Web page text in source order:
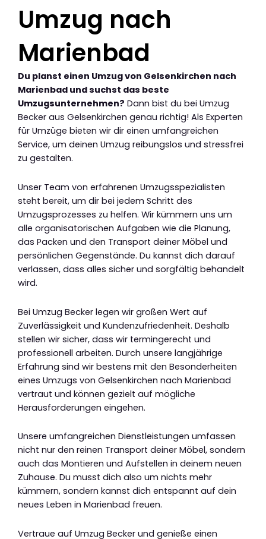
Umzug nach
Marienbad
Du planst einen Umzug von Gelsenkirchen nach
Marienbad und suchst das beste
Umzugsunternehmen? Dann bist du bei Umzug
Becker aus Gelsenkirchen genau richtig! Als Experten
für Umzüge bieten wir dir einen umfangreichen
Service, um deinen Umzug reibungslos und stressfrei
zu gestalten.
Unser Team von erfahrenen Umzugsspezialisten
steht bereit, um dir bei jedem Schritt des
Umzugsprozesses zu helfen. Wir kümmern uns um
alle organisatorischen Aufgaben wie die Planung,
das Packen und den Transport deiner Möbel und
persönlichen Gegenstände. Du kannst dich darauf
verlassen, dass alles sicher und sorgfältig behandelt
wird.
Bei Umzug Becker legen wir großen Wert auf
Zuverlässigkeit und Kundenzufriedenheit. Deshalb
stellen wir sicher, dass wir termingerecht und
professionell arbeiten. Durch unsere langjährige
Erfahrung sind wir bestens mit den Besonderheiten
eines Umzugs von Gelsenkirchen nach Marienbad
vertraut und können gezielt auf mögliche
Herausforderungen eingehen.
Unsere umfangreichen Dienstleistungen umfassen
nicht nur den reinen Transport deiner Möbel, sondern
auch das Montieren und Aufstellen in deinem neuen
Zuhause. Du musst dich also um nichts mehr
kümmern, sondern kannst dich entspannt auf dein
neues Leben in Marienbad freuen.
Vertraue auf Umzug Becker und genieße einen